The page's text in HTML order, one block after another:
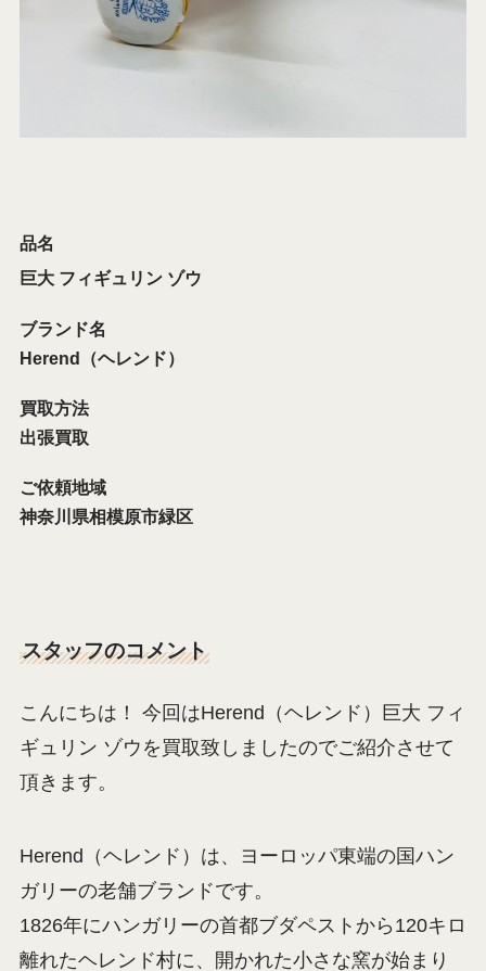
品名
巨大 フィギュリン ゾウ
ブランド名
Herend（ヘレンド）
買取方法
出張買取
ご依頼地域
神奈川県相模原市緑区
スタッフのコメント
こんにちは！ 今回はHerend（ヘレンド）巨大 フィ
ギュリン ゾウを買取致しましたのでご紹介させて
頂きます。
Herend（ヘレンド）は、ヨーロッパ東端の国ハン
ガリーの老舗ブランドです。
1826年にハンガリーの首都ブダペストから120キロ
離れたヘレンド村に、開かれた小さな窯が始まり